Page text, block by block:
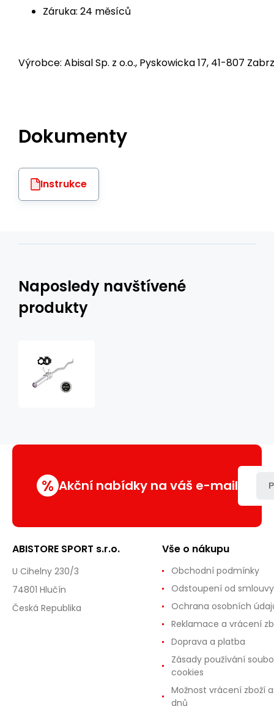
Záruka: 24 měsíců
Výrobce: Abisal Sp. z o.o., Pyskowicka 17, 41-807
Dokumenty
Instrukce
Naposledy navštívené
produkty
x
+
% Akční nabídky na váš e-mail
ABISTORE SPORT s.r.o.
U Cihelny 230/3
74801 Hlučín
Česká Republika
Vše o nákupu
Obchodní podmínky
Odstoupení od smlouvy
Ochrana osobních
Reklamace a vrácení
Doprava a platba
Zásady používání
cookies
Možnost vrácení zboží
dnů